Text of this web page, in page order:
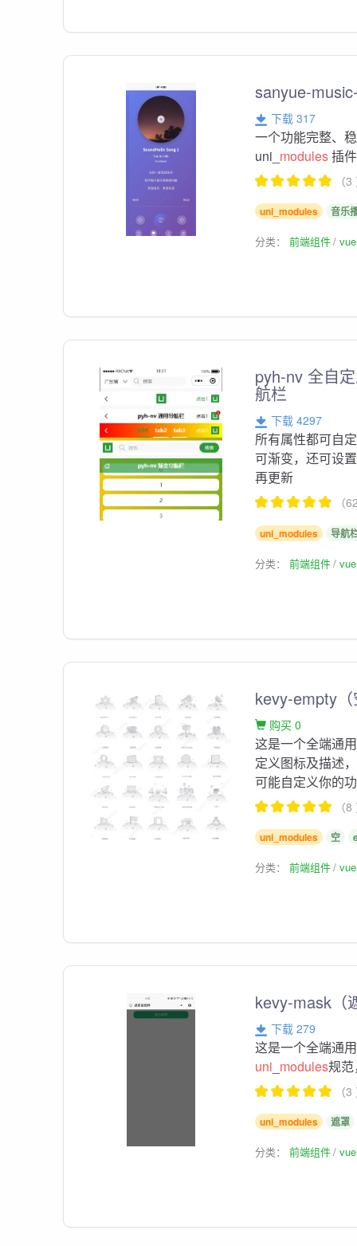
sanyue-
下载 317
一个功能完整、
uni_ modules插
（
uni_modules 音乐
分类：前端组件
pyh-nv 全自
航栏
下载 4297
所有属性都可自
可渐变，还可设
再更新
（
uni_modules 导航
分类：前端组件
kevy-empty
购买 0
这是一个全端通
定义图标及描述
可能自定义你的
（
uni_modules 空
分类：前端组件
kevy-mask（
下载 279
这是一个全端通
uni modules规
（
uni_modules 遮罩
分类：前端组件